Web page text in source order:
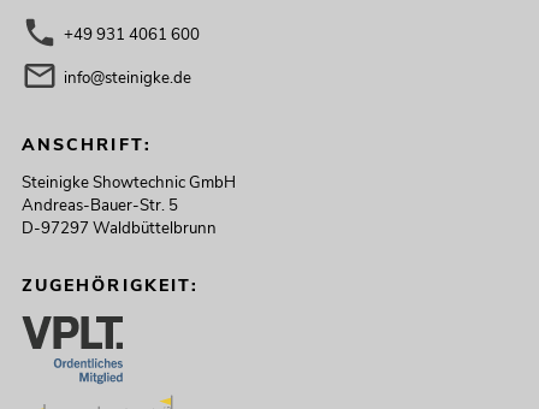
+49 931 4061 600
info@steinigke.de
ANSCHRIFT:
Steinigke Showtechnic GmbH
Andreas-Bauer-Str. 5
D-97297 Waldbüttelbrunn
ZUGEHÖRIGKEIT: